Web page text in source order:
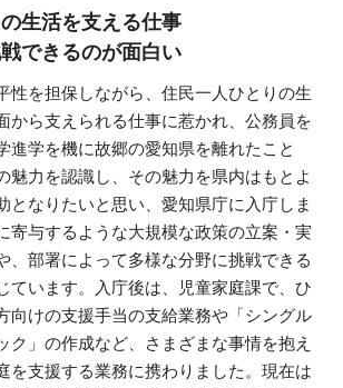
生活を支える仕事
できるのが面白い
性を担保しながら、住民一人ひとりの生
から支えられる仕事に惹かれ、公務員を
進学を機に故郷の愛知県を離れたこと
魅力を認識し、その魅力を県内はもとよ
となりたいと思い、愛知県庁に入庁しま
寄与するような大規模な政策の立案・実
、部署によって多様な分野に挑戦できる
ています。入庁後は、児童家庭課で、ひ
向けの支援手当の支給業務や「シングル
ク」の作成など、さまざまな事情を抱え
を支援する業務に携わりました。現在は